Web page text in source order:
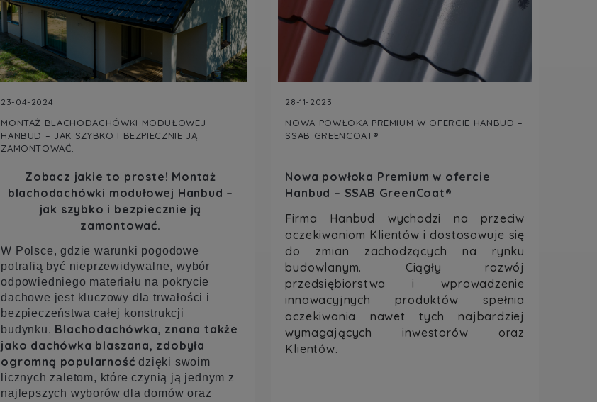
23-04-2024
MONTAŻ BLACHODACHÓWKI MODUŁOWEJ
HANBUD – JAK SZYBKO I BEZPIECZNIE JĄ
ZAMONTOWAĆ.
Zobacz jakie to proste! Montaż
blachodachówki modułowej Hanbud –
jak szybko i bezpiecznie ją
zamontować.
W Polsce, gdzie warunki pogodowe
potrafią być nieprzewidywalne, wybór
odpowiedniego materiału na pokrycie
dachowe jest kluczowy dla trwałości i
bezpieczeństwa całej konstrukcji
budynku. Blachodachówka, znana także
jako dachówka blaszana, zdobyła
ogromną popularność dzięki swoim
licznych zaletom, które czynią ją jednym z
najlepszych wyborów dla domów oraz
28-11-2023
NOWA POWŁOKA PREMIUM W OFERCIE HANBUD –
SSAB GREENCOAT®
Nowa powłoka Premium w ofercie
Hanbud – SSAB GreenCoat®
Firma Hanbud wychodzi na przeciw
oczekiwaniom Klientów i dostosowuje się
do zmian zachodzących na rynku
budowlanym. Ciągły rozwój
przedsiębiorstwa i wprowadzenie
innowacyjnych produktów spełnia
oczekiwania nawet tych najbardziej
wymagających inwestorów oraz
Klientów.